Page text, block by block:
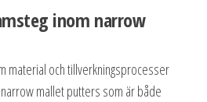
inom narrow
material och tillverkningsprocesser
mallet putters som är både